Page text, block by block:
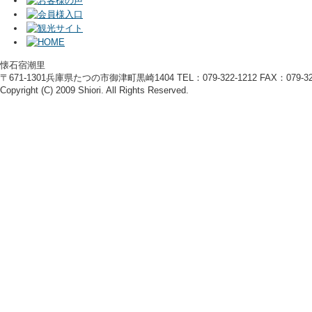
懐石宿潮里
〒671-1301兵庫県たつの市御津町黒崎1404 TEL：079-322-1212 FAX：079-
Copyright (C) 2009 Shiori. All Rights Reserved.